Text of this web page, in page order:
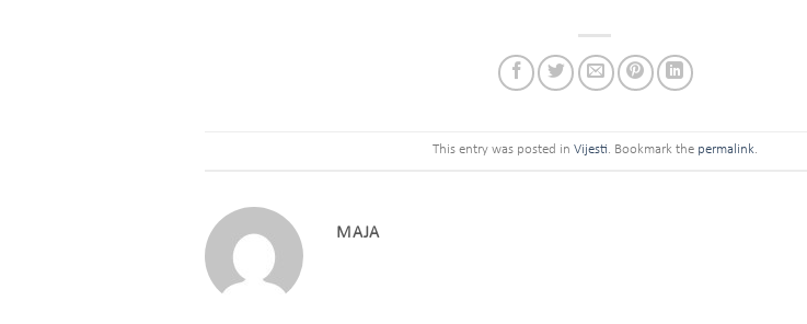
This entry was posted in Vijesti. Bookmark the permalink.
MAJA